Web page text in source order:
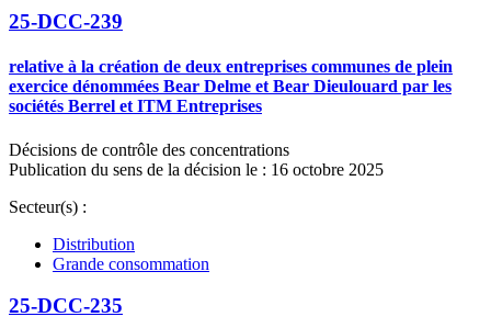
25-DCC-239
relative à la création de deux entreprises communes de plein
exercice dénommées Bear Delme et Bear Dieulouard par les
sociétés Berrel et ITM Entreprises
Décisions de contrôle des concentrations
Publication du sens de la décision le : 16 octobre 2025
Secteur(s) :
Distribution
Grande consommation
25-DCC-235